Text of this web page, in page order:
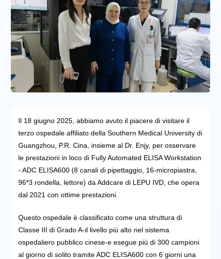
Il 18 giugno 2025, abbiamo avuto il piacere di visitare il
terzo ospedale affiliato della Southern Medical University di
Guangzhou, P.R. Cina, insieme al Dr. Enjy, per osservare
le prestazioni in loco di Fully Automated ELISA Workstation
- ADC ELISA600 (8 canali di pipettaggio, 16-micropiastra,
96*3 rondella, lettore) da Addcare di LEPU IVD, che opera
dal 2021 con ottime prestazioni.
Questo ospedale è classificato come una struttura di
Classe III di Grado A-il livello più alto nel sistema
ospedaliero pubblico cinese-e esegue più di 300 campioni
al giorno di solito tramite ADC ELISA600 con 6 giorni una